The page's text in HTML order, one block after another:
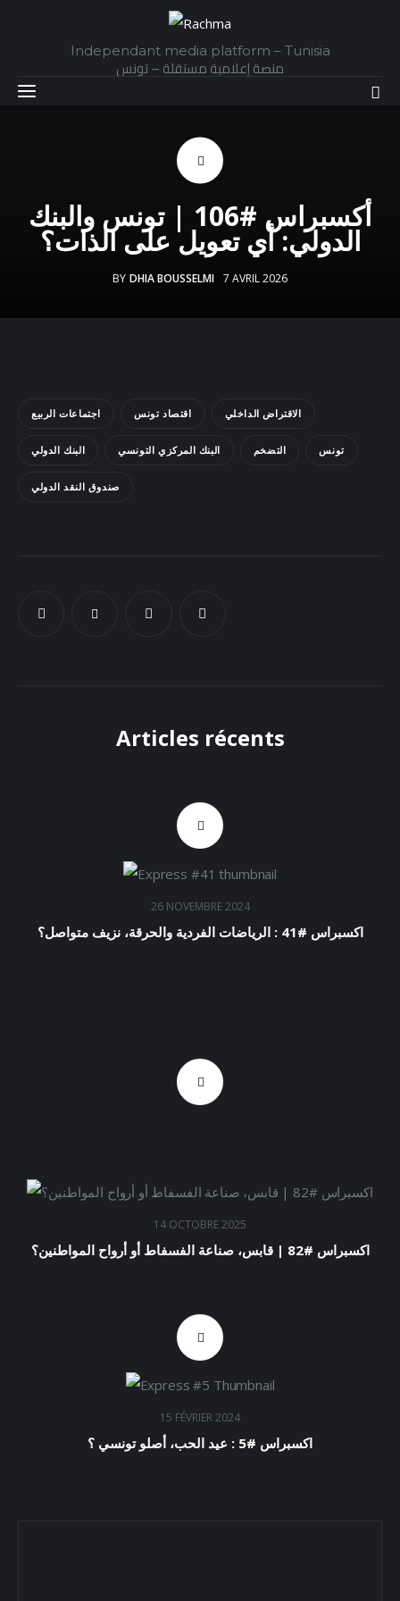
Independant media platform – Tunisia
منصة إعلامية مستقلة – تونس
Daily
Explainer
Sounds
أكسبراس #106 | تونس والبنك
الدولي: أي تعويل على الذات؟
BY DHIA BOUSSELMI 7 AVRIL 2026
اجتماعات الربيع اقتصاد تونس الاقتراض الداخلي
البنك الدولي البنك المركزي التونسي التضخم تونس
صندوق النقد الدولي
Articles récents
26 NOVEMBRE 2024
اكسبراس #41 : الرياضات الفردية والحرقة، نزيف متواصل؟
14 OCTOBRE 2025
اكسبراس #82 | قابس، صناعة الفسفاط أو أرواح المواطنين؟
15 FÉVRIER 2024
اكسبراس #5 : عيد الحب، أصلو تونسي ؟